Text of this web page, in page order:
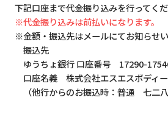
下記口座まで代金振り込みを行ってく
※代金振り込みは前払いになります。
※金額・振込先はメールにてお知らせい
振込先
ゆうちょ銀行 口座番号 17290-
口座名義 株式会社エスエスボディ
（他行からのお振込時：普通 七二